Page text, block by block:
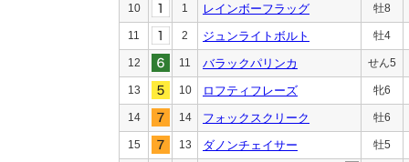
10 1 レインボーフラッグ 牡8
11 2 ジュンライトボルト 牡4
12 11 バラックパリンカ せん5
13 10 ロフティフレーズ 牝6
14 14 フォックスクリーク 牡6
15 13 ダノンチェイサー 牡5